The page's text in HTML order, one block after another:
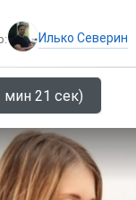
Илько Северин
21 сек)